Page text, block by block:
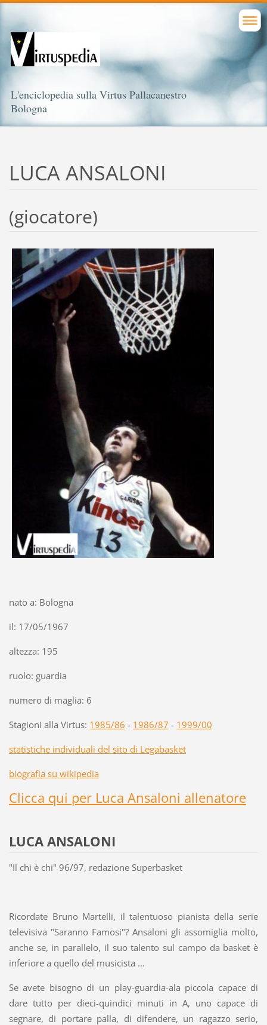
L'enciclopedia sulla Virtus Pallacanestro
Bologna
LUCA ANSALONI
(giocatore)
nato a: Bologna
il: 17/05/1967
altezza: 195
ruolo: guardia
numero di maglia: 6
Stagioni alla Virtus: 1985/86 - 1986/87 - 1999/00
statistiche individuali del sito di Legabasket
biografia su wikipedia
Clicca qui per Luca Ansaloni allenatore
LUCA ANSALONI
"Il chi è chi" 96/97, redazione Superbasket
Ricordate Bruno Martelli, il talentuoso pianista della serie
televisiva "Saranno Famosi"? Ansaloni gli assomiglia molto,
anche se, in parallelo, il suo talento sul campo da basket è
inferiore a quello del musicista ...
Se avete bisogno di un play-guardia-ala piccola capace di
dare tutto per dieci-quindici minuti in A, uno capace di
segnare, di portare palla, di difendere, un ragazzo serio,